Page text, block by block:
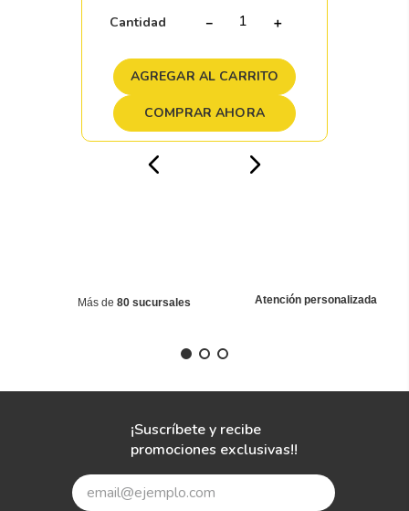
Cantidad ＋
－
AGREGAR AL CARRITO
COMPRAR AHORA
Más de 80 sucursales Atención personalizada
¡Suscríbete y recibe
promociones exclusivas!!